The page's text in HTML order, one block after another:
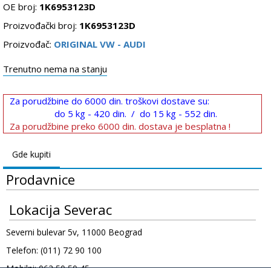
OE broj: 1K6953123D
Proizvođački broj: 1K6953123D
Proizvođač: ORIGINAL VW - AUDI
Trenutno nema na stanju
Za porudžbine do 6000 din. troškovi dostave su:
do 5 kg - 420 din. / do 15 kg - 552 din.
Za porudžbine preko 6000 din. dostava je besplatna !
Gde kupiti
Prodavnice
Lokacija Severac
Severni bulevar 5v, 11000 Beograd
Telefon: (011) 72 90 100